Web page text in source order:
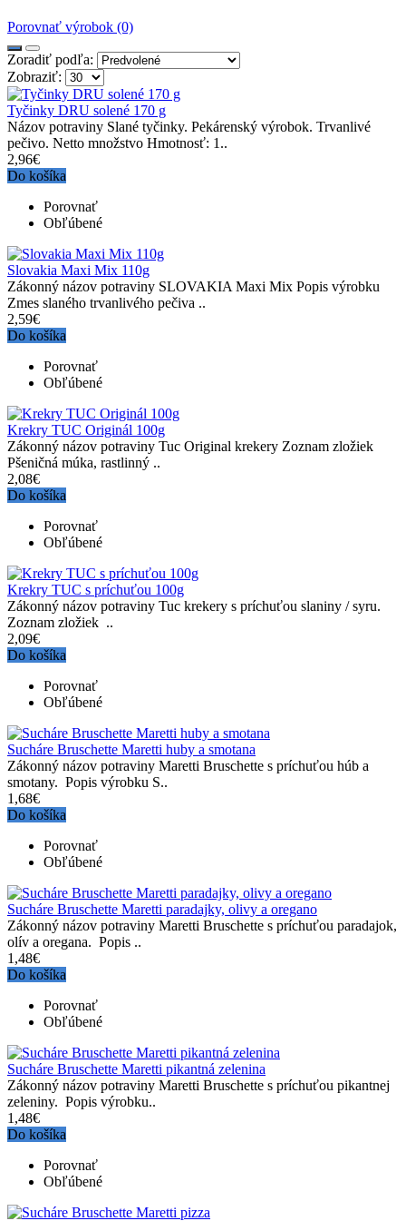
Porovnať výrobok (0)
Zoradiť podľa:
Zobraziť:
Tyčinky DRU solené 170 g
Názov potraviny Slané tyčinky. Pekárenský výrobok. Trvanlivé
pečivo. Netto množstvo Hmotnosť: 1..
2,96€
Do košíka
Porovnať
Obľúbené
Slovakia Maxi Mix 110g
Zákonný názov potraviny SLOVAKIA Maxi Mix Popis výrobku
Zmes slaného trvanlivého pečiva ..
2,59€
Do košíka
Porovnať
Obľúbené
Krekry TUC Originál 100g
Zákonný názov potraviny Tuc Original krekery Zoznam zložiek
Pšeničná múka, rastlinný ..
2,08€
Do košíka
Porovnať
Obľúbené
Krekry TUC s príchuťou 100g
Zákonný názov potraviny Tuc krekery s príchuťou slaniny / syru.
Zoznam zložiek ..
2,09€
Do košíka
Porovnať
Obľúbené
Sucháre Bruschette Maretti huby a smotana
Zákonný názov potraviny Maretti Bruschette s príchuťou húb a
smotany. Popis výrobku S..
1,68€
Do košíka
Porovnať
Obľúbené
Sucháre Bruschette Maretti paradajky, olivy a oregano
Zákonný názov potraviny Maretti Bruschette s príchuťou paradajok,
olív a oregana. Popis ..
1,48€
Do košíka
Porovnať
Obľúbené
Sucháre Bruschette Maretti pikantná zelenina
Zákonný názov potraviny Maretti Bruschette s príchuťou pikantnej
zeleniny. Popis výrobku..
1,48€
Do košíka
Porovnať
Obľúbené